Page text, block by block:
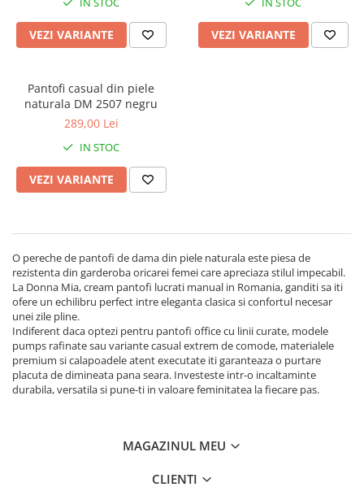
VEZI VARIANTE VEZI VARIANTE
Pantofi casual din piele
naturala DM 2507 negru
289,00 Lei
IN STOC
VEZI VARIANTE
O pereche de pantofi de dama din piele naturala este piesa de
rezistenta din garderoba oricarei femei care apreciaza stilul impecabil.
La Donna Mia, cream pantofi lucrati manual in Romania, ganditi sa iti
ofere un echilibru perfect intre eleganta clasica si confortul necesar
unei zile pline.
Indiferent daca optezi pentru pantofi office cu linii curate, modele
pumps rafinate sau variante casual extrem de comode, materialele
premium si calapoadele atent executate iti garanteaza o purtare
placuta de dimineata pana seara. Investeste intr-o incaltaminte
durabila, versatila si pune-ti in valoare feminitatea la fiecare pas.
MAGAZINUL MEU
CLIENTI